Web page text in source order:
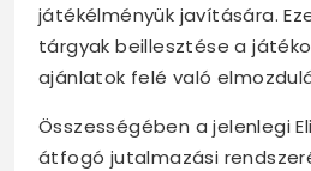
játékélményük javítására.
tárgyak beillesztése a
ajánlatok felé való
Összességében a jelenlegi
átfogó jutalmazási